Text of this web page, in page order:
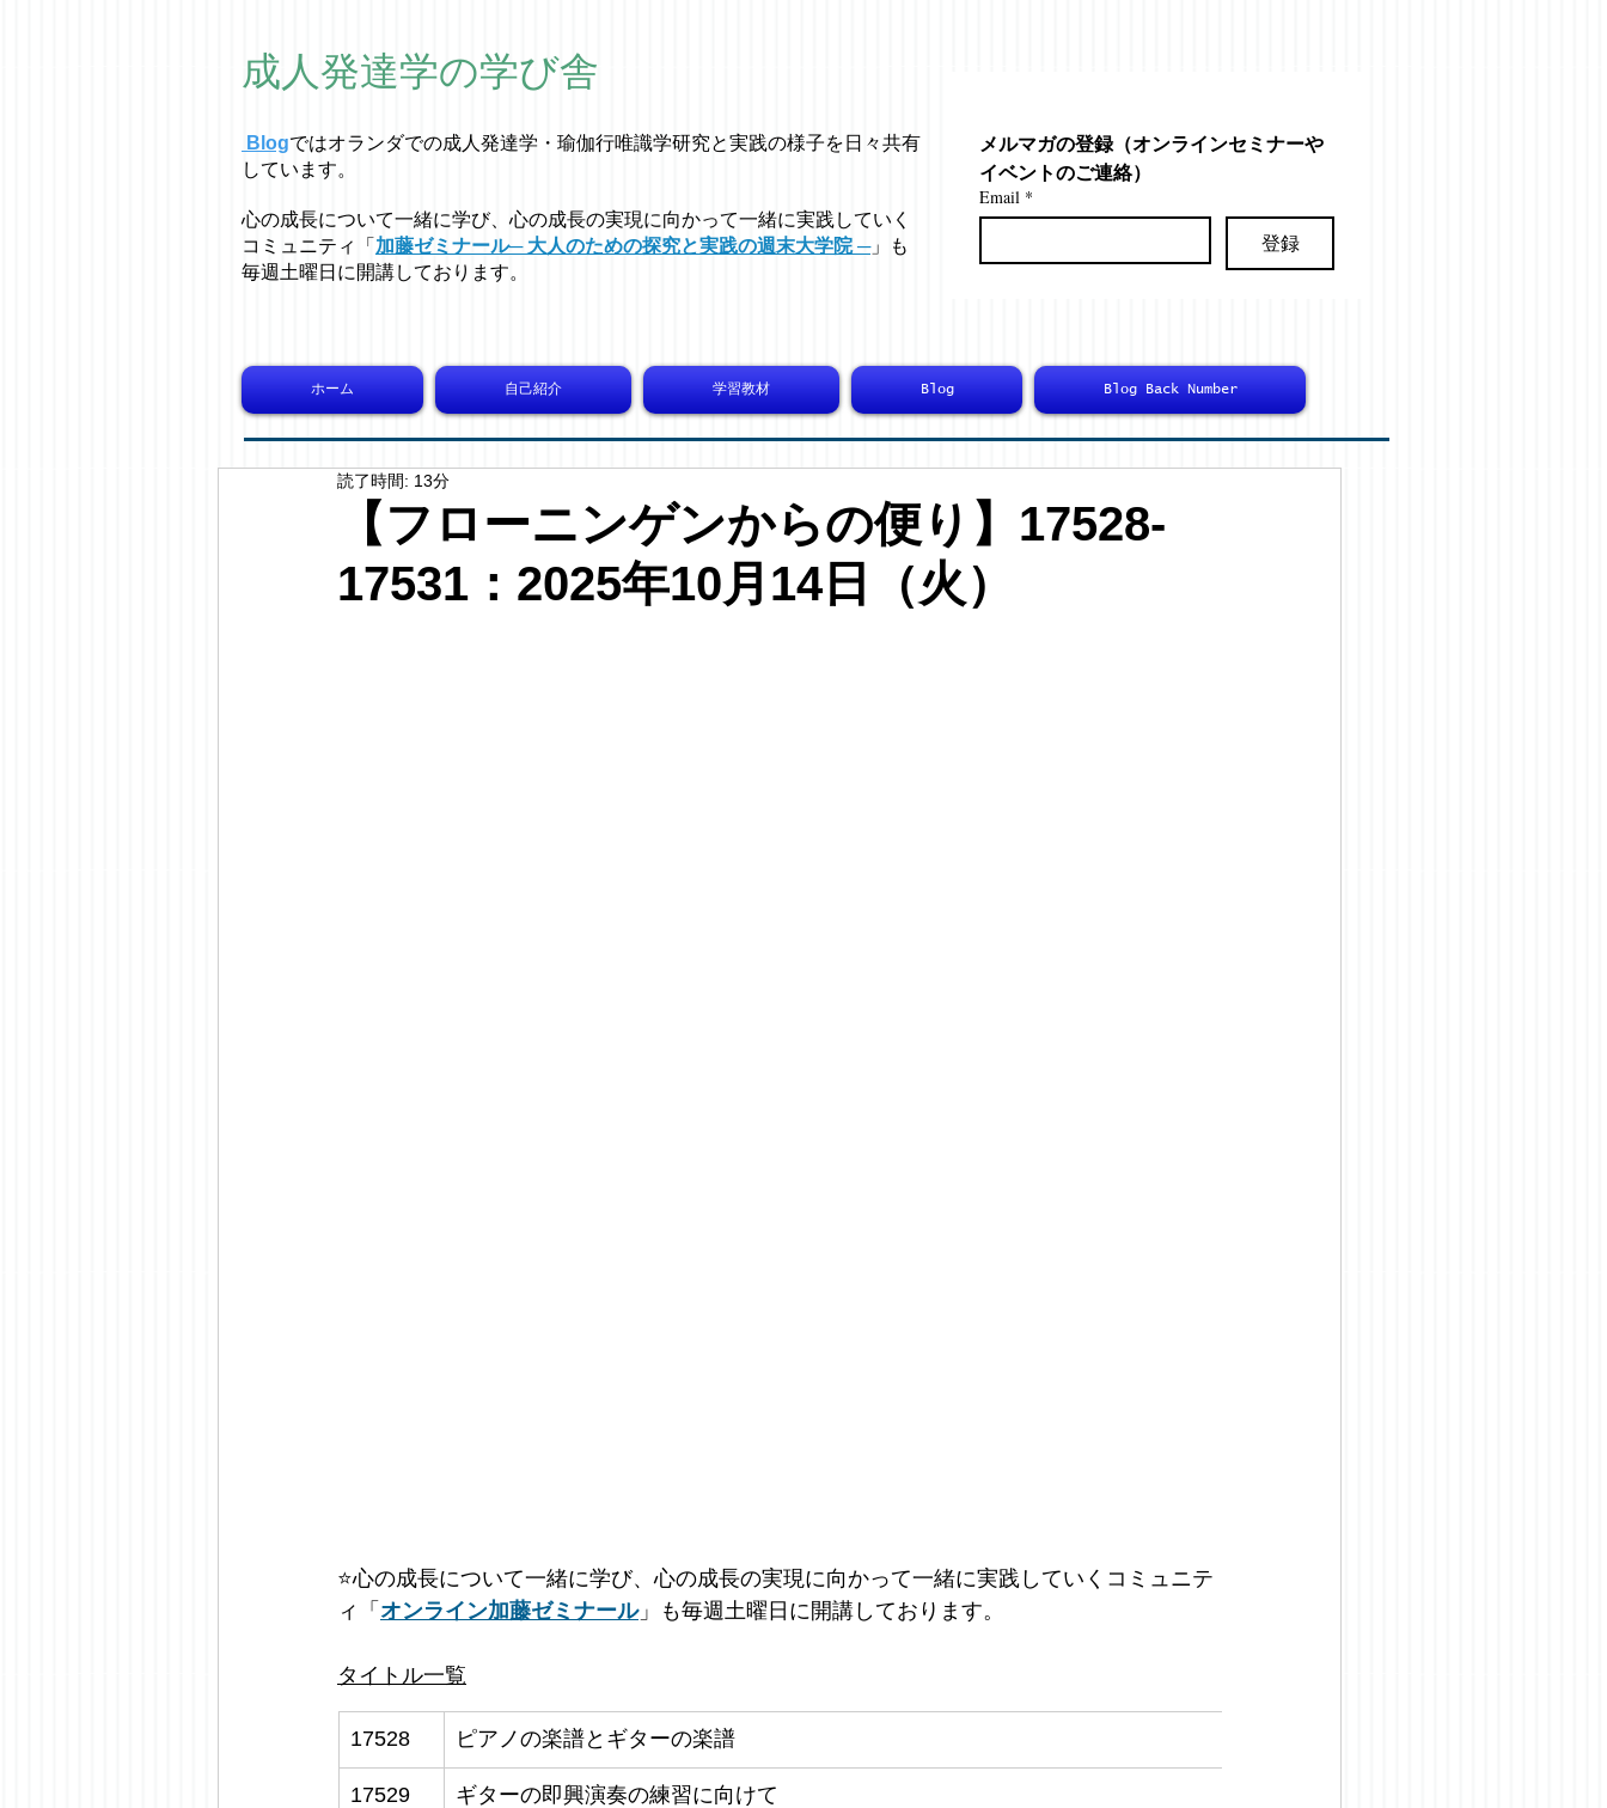
成人発達学の学び舎
Blogではオラ ンダでの成人発達学・ 瑜伽行唯識学研究と実践の様子を日々共有
しています。
心の成長について一緒に学び、心の成長の実現に向かって一緒に実践していく
コミュニティ「 加藤ゼミナール─ 大人のための探究と実践の週末大学院 ─」も
毎週土曜日に開講しております。
メルマガの登録（オンラインセミナーや
イベントのご連絡）
Email *
登録
ホーム 自己紹介 学習教材 Blog Blog Back Number
【フローニンゲンからの便り】17528-
17531：2025年10月14日（火）
読了時間: 13分
⭐️心の成長について一緒に学び、心の成長の実現に向かって一緒に実践していくコミュニテ
ィ「 オンライン加藤ゼミナール」も毎週土曜日に開講しております。
タイトル一覧
17528 ピアノの楽譜とギターの楽譜
17529 ギターの即興演奏の練習に向けて